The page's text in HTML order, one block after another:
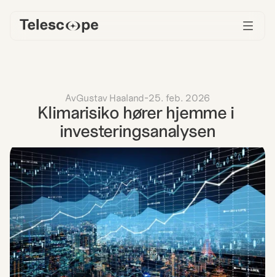
AvGustav Haaland-25. feb. 2026
Klimarisiko hører hjemme i
investeringsanalysen